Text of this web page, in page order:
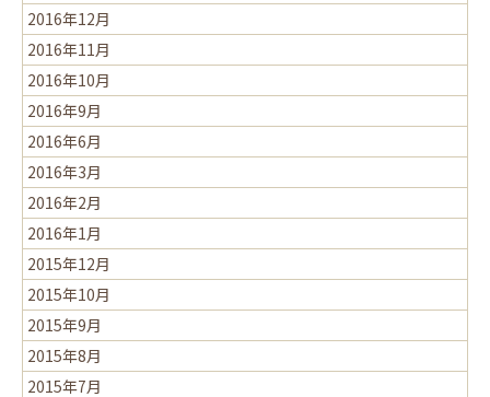
2016年12月
2016年11月
2016年10月
2016年9月
2016年6月
2016年3月
2016年2月
2016年1月
2015年12月
2015年10月
2015年9月
2015年8月
2015年7月